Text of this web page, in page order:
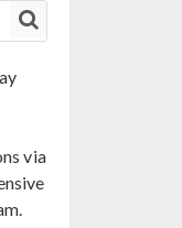
via